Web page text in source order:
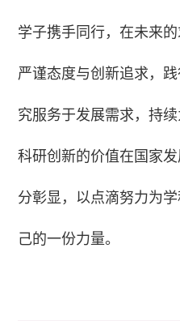
学子携手同行，在未来
严谨态度与创新追求，
究服务于发展需求，持
科研创新的价值在国家
分彰显，以点滴努力为
己的一份力量。